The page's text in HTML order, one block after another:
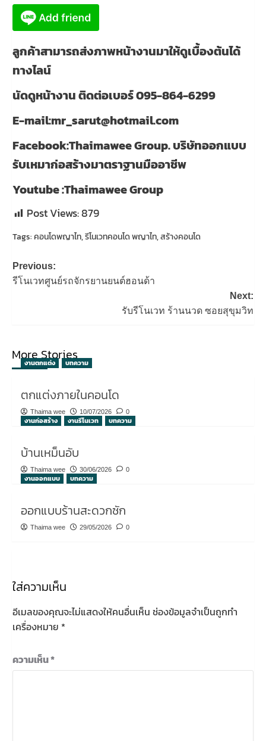
ลูกค้าสามารถส่งภาพหน้างานมาให้ดูเบื้องต้นได้
ทางไลน์
นัดดูหน้างาน ติดต่อเบอร์ 095-864-6299
E-mail:mr_sarut@hotmail.com
Facebook:Thaimawee Group. บริษัทออกแบบ
รับเหมาก่อสร้างมาตราฐานมืออาชีพ
Youtube :Thaimawee Group
Post Views:879
Tags:คอนโดพญาไท,รีโนเวทคอนโด พญาไท,สร้างคอนโด
Post
navigation
Previous:
รีโนเวทศูนย์รถจักรยานยนต์ฮอนด้า
Next:
รับรีโนเวท ร้านนวด ซอยสุขุมวิท
More Stories
งานตกแต่ง บทความ
ตกแต่งภายในคอนโด
Thaima wee 10/07/2026 0
งานก่อสร้าง งานรีโนเวท บทความ
บ้านเหม็นอับ
Thaima wee 30/06/2026 0
งานออกแบบ บทความ
ออกแบบร้านสะดวกซัก
Thaima wee 29/05/2026 0
ใส่ความเห็น
อีเมลของคุณจะไม่แสดงให้คนอื่นเห็น ช่องข้อมูลจำเป็นถูกทำ
เครื่องหมาย *
ความเห็น*